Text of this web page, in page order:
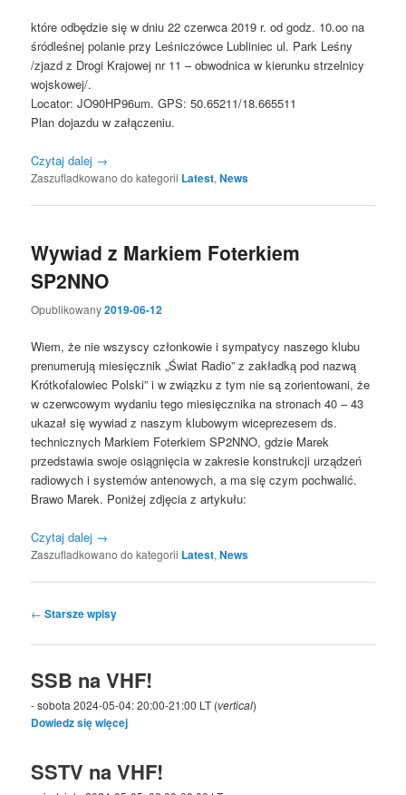
które odbędzie się w dniu 22 czerwca 2019 r. od godz. 10.oo na
śródleśnej polanie przy Leśniczówce Lubliniec ul. Park Leśny
/zjazd z Drogi Krajowej nr 11 – obwodnica w kierunku strzelnicy
wojskowej/.
Locator: JO90HP96um. GPS: 50.65211/18.665511
Plan dojazdu w załączeniu.
Czytaj dalej →
Zaszufladkowano do kategorii Latest,News
Wywiad z Markiem Foterkiem
SP2NNO
Opublikowany2019-06-12
Wiem, że nie wszyscy członkowie i sympatycy naszego klubu
prenumerują miesięcznik „Świat Radio” z zakładką pod nazwą
Krótkofalowiec Polski” i w związku z tym nie są zorientowani, że
w czerwcowym wydaniu tego miesięcznika na stronach 40 – 43
ukazał się wywiad z naszym klubowym wiceprezesem ds.
technicznych Markiem Foterkiem SP2NNO, gdzie Marek
przedstawia swoje osiągnięcia w zakresie konstrukcji urządzeń
radiowych i systemów antenowych, a ma się czym pochwalić.
Brawo Marek. Poniżej zdjęcia z artykułu:
Czytaj dalej →
Zaszufladkowano do kategorii Latest,News
Nawigacja
← Starsze wpisy
SSB na VHF!
- sobota 2024-05-04: 20:00-21:00 LT (vertical)
Dowiedz się więcej
SSTV na VHF!